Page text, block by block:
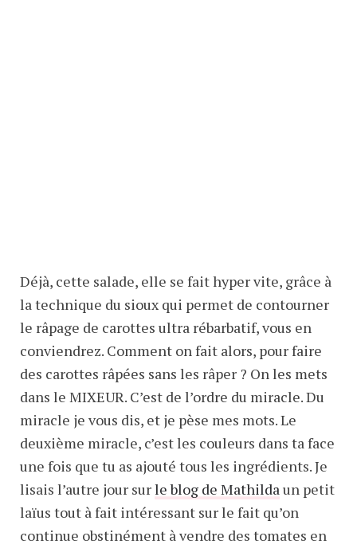
Déjà, cette salade, elle se fait hyper vite, grâce à
la technique du sioux qui permet de contourner
le râpage de carottes ultra rébarbatif, vous en
conviendrez. Comment on fait alors, pour faire
des carottes râpées sans les râper ? On les mets
dans le MIXEUR. C’est de l’ordre du miracle. Du
miracle je vous dis, et je pèse mes mots. Le
deuxième miracle, c’est les couleurs dans ta face
une fois que tu as ajouté tous les ingrédients. Je
lisais l’autre jour surle blog de Mathildaun petit
laïus tout à fait intéressant sur le fait qu’on
continue obstinément à vendre des tomates en